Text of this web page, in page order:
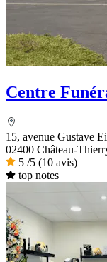
Centre
15, avenue Gustave
02400 Château-
5 /5 (10 avis)
top notes